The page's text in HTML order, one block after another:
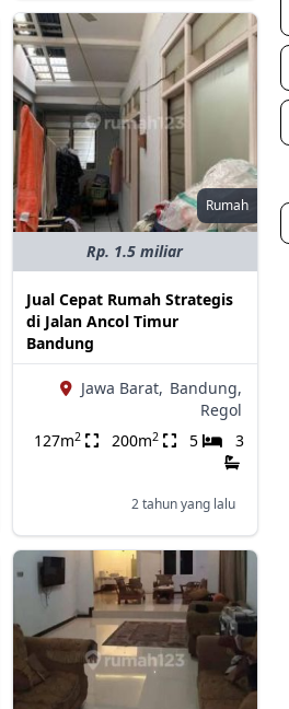
Rumah
Rp. 1.5 miliar
Jual Cepat Rumah Strategis
di Jalan Ancol Timur
Bandung
Jawa Barat, Bandung,
Regol
127m2 200m2 5 3
2 tahun yang lalu